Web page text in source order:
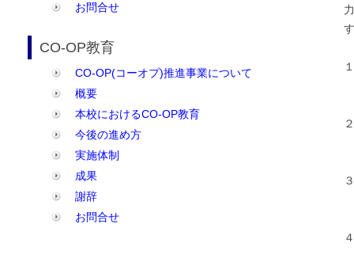
お問合せ
CO-OP教育
CO-OP(コーオプ)推進事業について
概要
本校におけるCO-OP教育
今後の進め方
実施体制
成果
謝辞
お問合せ